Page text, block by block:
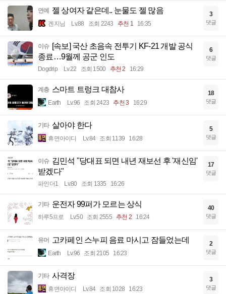
연예 젤 상여자 같은데.. 눈물도 젤 많음
겐지님 Lv.88 조회 2243 추천 1 16:35
3
댓글
이슈 [속보] 국산 초음속 전투기 KF-21 개발 공식
종료…9월께 공군 인도
Dogdrip Lv.22 조회 1500 추천 2 16:29
6
댓글
계층 스마트 트렁크 대참사
Earth Lv.96 조회 2423 추천 3 16:29
18
댓글
기타 살아야 한다
휴면아이디 Lv.84 조회 1139 16:28
5
댓글
이슈 김민석 "당대표 되면 내년 재보선 후 '재신임'
받겠다"
파인더1 Lv.80 조회 1335 16:26
17
댓글
기타 운전자 99퍼가 모르는 상식
하루5프로 Lv.50 조회 2555 추천 2 16:24
40
댓글
유머 고카페인 스누피 음료 마시고 잠들었는데
Earth Lv.96 조회 2105 16:23
2
댓글
기타 사격장
휴면아이디 Lv.84 조회 1028 16:23
3
댓글